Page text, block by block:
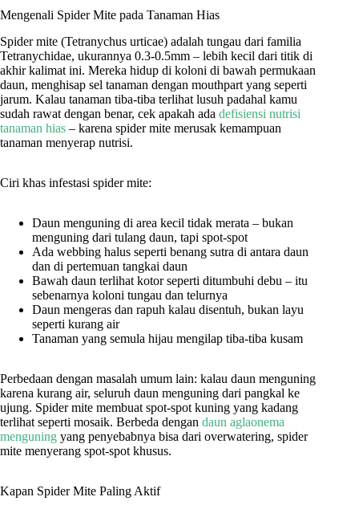
Mengenali Spider Mite pada Tanaman Hias
Spider mite (Tetranychus urticae) adalah tungau dari familia
Tetranychidae, ukurannya 0.3-0.5mm – lebih kecil dari titik di
akhir kalimat ini. Mereka hidup di koloni di bawah permukaan
daun, menghisap sel tanaman dengan mouthpart yang seperti
jarum. Kalau tanaman tiba-tiba terlihat lusuh padahal kamu
sudah rawat dengan benar, cek apakah ada defisiensi nutrisi
tanaman hias – karena spider mite merusak kemampuan
tanaman menyerap nutrisi.
Ciri khas infestasi spider mite:
Daun menguning di area kecil tidak merata – bukan
menguning dari tulang daun, tapi spot-spot
Ada webbing halus seperti benang sutra di antara daun
dan di pertemuan tangkai daun
Bawah daun terlihat kotor seperti ditumbuhi debu – itu
sebenarnya koloni tungau dan telurnya
Daun mengeras dan rapuh kalau disentuh, bukan layu
seperti kurang air
Tanaman yang semula hijau mengilap tiba-tiba kusam
Perbedaan dengan masalah umum lain: kalau daun menguning
karena kurang air, seluruh daun menguning dari pangkal ke
ujung. Spider mite membuat spot-spot kuning yang kadang
terlihat seperti mosaik. Berbeda dengan daun aglaonema
menguning yang penyebabnya bisa dari overwatering, spider
mite menyerang spot-spot khusus.
Kapan Spider Mite Paling Aktif